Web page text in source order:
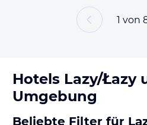
1 von
Hotels Lazy/Łazy
Umgebung
Beliebte Filter für